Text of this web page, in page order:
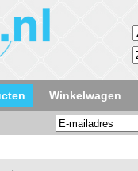
Winkelwagen